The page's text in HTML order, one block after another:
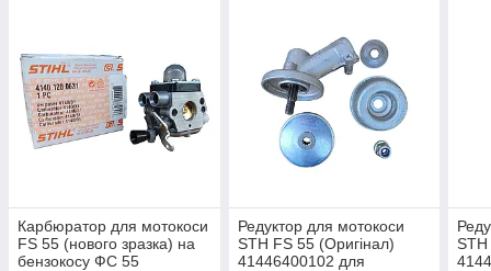
Карбюратор для мотокоси
FS 55 (нового зразка) на
бензокосу ФС 55
Редуктор для мотокоси
STH FS 55 (Оригінал)
41446400102 для
STH